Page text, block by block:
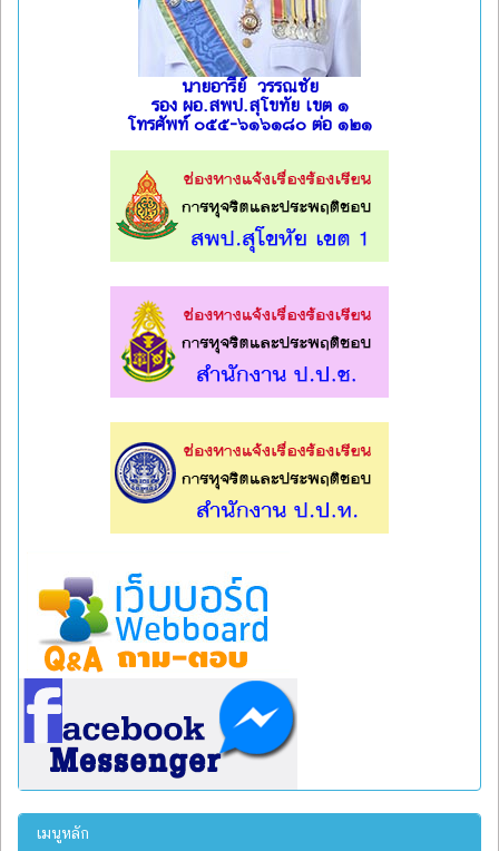
นายอารีย์ วรรณชัย
รอง ผอ.สพป.สุโขทัย เขต ๑
โทรศัพท์ ๐๕๕-๖๑๖๑๘๐ ต่อ ๑๒๑
เมนูหลัก